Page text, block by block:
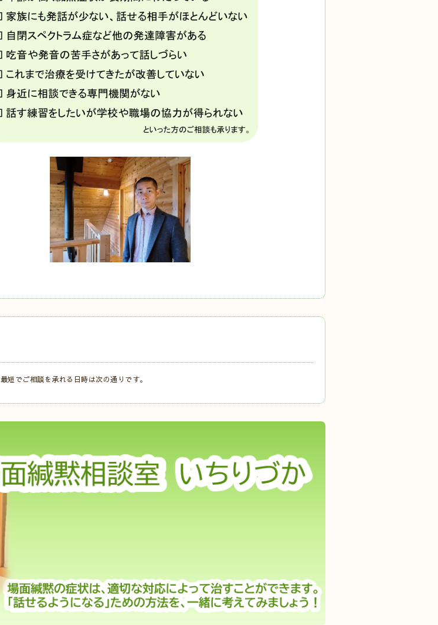
最短でご相談を承れる日時は次の通りです。